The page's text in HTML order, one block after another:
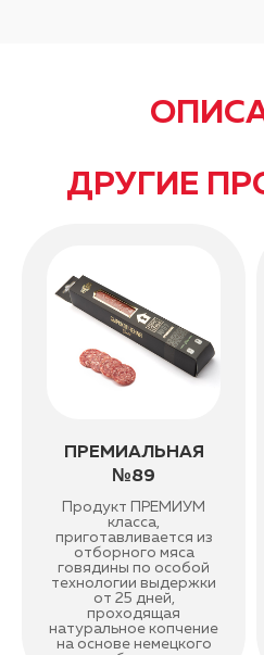
ДРУГИЕ
ПРЕМИАЛЬНАЯ
№89
Продукт ПРЕМИУМ
класса,
приготавливается из
отборного мяса
говядины по особой
технологии выдержки
от 25 дней,
проходящая
натуральное копчение
на основе немецкого